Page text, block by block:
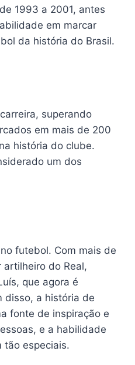
1993 a 2001, antes
em marcar
da história do Brasil.
superando
em mais de 200
história do clube.
um dos
futebol. Com mais de
do Real,
que agora é
disso, a história de
fonte de inspiração e
e a habilidade
tão especiais.